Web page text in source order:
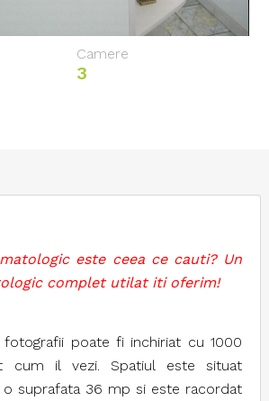
Camere
3
este ceea ce cauti? Un
complet utilat iti oferim!
fotografii poate fi inchiriat cu 1000
cum il vezi. Spatiul este situat
o suprafata 36 mp si este racordat